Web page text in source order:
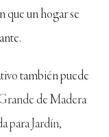
que un hogar se
también puede
de Madera
para Jardín,